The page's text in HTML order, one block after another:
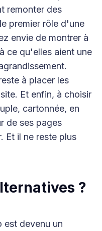
remonter des
premier rôle d'une
envie de montrer à
ce qu'elles aient une
à placer les
Et enfin, à choisir
cartonnée, en
de ses pages
Et il ne reste plus
?
est devenu un